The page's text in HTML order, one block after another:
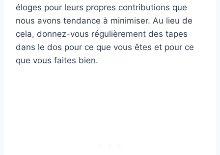
éloges pour leurs propres contributions que
nous avons tendance à minimiser. Au lieu de
cela, donnez-vous régulièrement des tapes
dans le dos pour ce que vous êtes et pour ce
que vous faites bien.